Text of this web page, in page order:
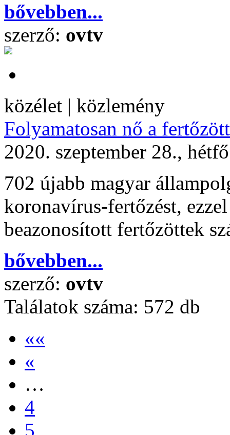
bővebben...
szerző: ovtv
közélet | közlemény
Folyamatosan nő a
2020. szeptember 28.,
702 újabb magyar
koronavírus-fertőzést,
beazonosított fertőzöttek
bővebben...
szerző: ovtv
Találatok száma: 572 db
««
«
…
4
5